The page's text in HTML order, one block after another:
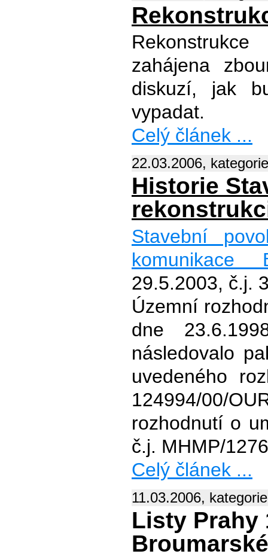
zahájena
diskuzí, jak
vypadat.
Celý článek ...
22.03.2006,
Historie
Stavební
komunikace
29.5.2003, č.j.
Územní
dne
následovalo
uvedeného
124994/00/
rozhodnutí o
č.j. MHMP/
Celý článek ...
11.03.2006,
Listy Prahy